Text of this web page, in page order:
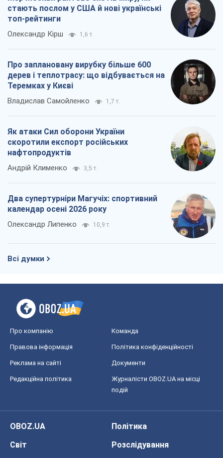
стають послом у США й нові українські
топ-рейтинги
Олександр Кірш 1,6 т.
Про заплановану вирубку більше 600
дерев і теплотрасу: що відбувається на
Теремках у Києві
Владислав Самойленко 1,7 т.
Як атаки Сил оборони України
скоротили експорт російських
нафтопродуктів
Андрій Клименко 3,5 т.
Два супертурніри Магучіх: спортивний
календар осені 2026 року
Олександр Липенко 10,9 т.
Всі думки
Про компанію Команда
Правова інформація Політика конфіденційності
Реклама на сайті Документи
Редакційна політика
Журналісти OBOZ.UA на місці
подій
OBOZ.UA
Політика
Світ
Розслідування